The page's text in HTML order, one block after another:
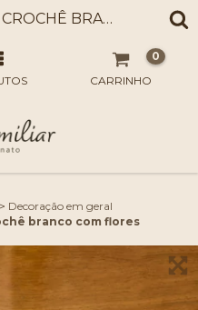
CENTRO DE MESA EM CROCHÊ BRANCO COM FLORES
CARRINHO
0
> Decoração em geral
branco com flores